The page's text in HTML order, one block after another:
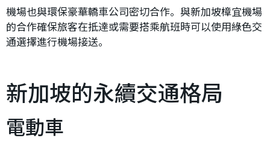
機場也與環保豪華轎車公司密切合作。與新加坡樟宜機場
的合作確保旅客在抵達或需要搭乘航班時可以使用綠色交
通選擇進行機場接送。
新加坡的永續交通格局
電動車